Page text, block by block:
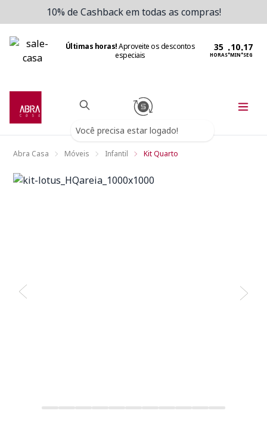
10% de Cashback em todas as compras!
Últimas horas!Aproveite os descontos
especiais
HORAS:MIN:SEG
Você precisa estar logado!
Abra Casa Móveis Infantil Kit Quarto